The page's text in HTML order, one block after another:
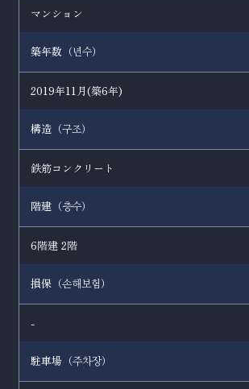
マンション
築年数（년수）
2019年11月(築6年)
構造（구조）
鉄筋コンクリート
階建（층수）
6階建 2階
損保（손해보험 ）
-
駐車場（주차장）